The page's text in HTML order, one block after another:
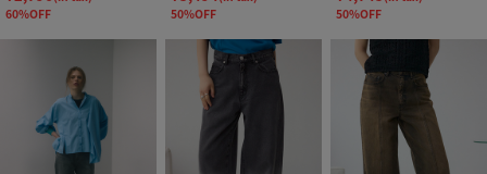
60%OFF
50%OFF
50%OFF